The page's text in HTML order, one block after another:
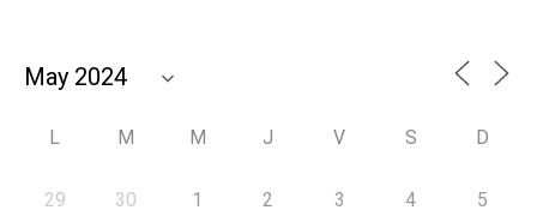
L M M J V S D
29 30 1 2 3 4 5